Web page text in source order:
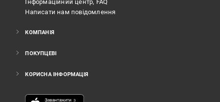
Інформаційний центр, FAQ
Написати нам повідомлення
КОМПАНІЯ
ПОКУПЦЕВІ
КОРИСНА ІНФОРМАЦІЯ